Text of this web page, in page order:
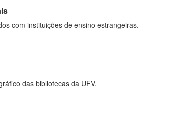
com instituições de ensino estrangeiras.
das bibliotecas da UFV.